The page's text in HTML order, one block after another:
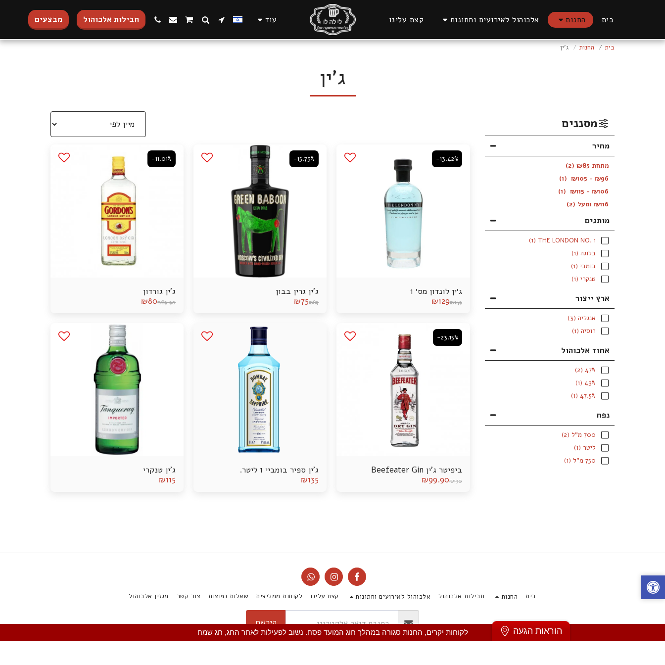
בית החנות אלכוהול לאירועים וחתונות קצת עלינו עוד חבילות אלכוהול מבצעים
בית החנות ג'ין
ג'ין
מסננים
מחיר
מתחת ₪85
(2)
₪96
-
₪105
(1)
₪106
-
₪115
(1)
₪116 ומעל (2)
מותגים
(1)
בלוגה(1)
בומבי(1)
טנקרי(1)
ארץ ייצור
אנגליה(3)
רוסיה(1)
אחוז אלכוהול
(2)
(1)
(1)
נפח
(2)
ליטר (1)
(1)
-13.42%
ג׳ין לונדון מס׳ 1
₪149
₪129
-15.73%
ג’ין גרין בבון
₪89
₪75
-11.01%
ג'ין גורדון
₪89.90
₪80
-23.15%
ביפיטר ג'ין Beefeater Gin
₪130
₪99.90
ג'ין ספיר בומביי 1 ליטר.
₪135
ג'ין טנקרי
₪115
בית החנות חבילות אלכוהול אלכוהול לאירועים וחתונות קצת עלינו לקוחות ממליצים שאלות נפוצות צור קשר מגזין אלכוהול
הירשם
לקוחות יקרים, החנות סגורה במהלך חוג המועד פסח. נשוב לפעילות לאחר החג, חג שמח הוראות הגעה